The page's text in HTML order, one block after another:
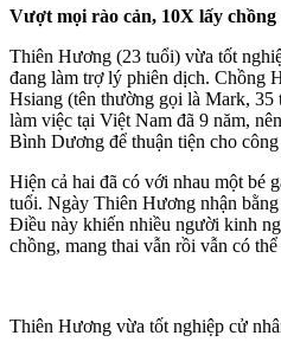
Vượt mọi rào cản, 10X lấy
Thiên Hương (23 tuổi) vừa tốt
đang làm trợ lý phiên dịch. Chồng
Hsiang (tên thường gọi là Mark,
làm việc tại Việt Nam đã 9 năm,
Bình Dương để thuận tiện cho
Hiện cả hai đã có với nhau một bé
tuổi. Ngày Thiên Hương nhận
Điều này khiến nhiều người kinh
chồng, mang thai vẫn rồi vẫn có
Thiên Hương vừa tốt nghiệp cử